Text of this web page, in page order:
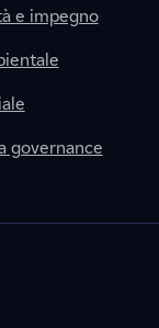
e impegno
governance